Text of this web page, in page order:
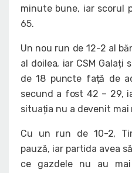
minute bune, iar scorul
65.
Un nou run de 12-2 al
al doilea, iar CSM
de 18 puncte față de
secund a fost 42 – 29,
situația nu a devenit mai
Cu un run de 10-2,
pauză, iar partida avea
ce gazdele nu au